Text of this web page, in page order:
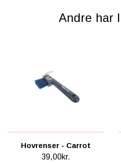
Andre har
Hovrenser - Carrot
39,00kr.